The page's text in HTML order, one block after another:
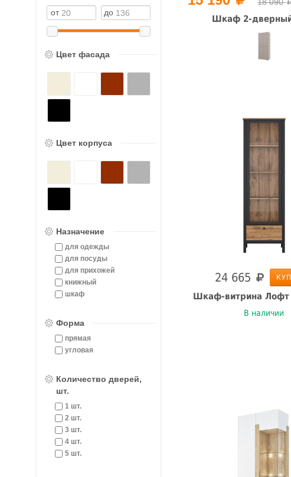
Цвет фасада
Цвет корпуса
Назначение
для одежды
для посуды
для прихожей
книжный
шкаф
Форма
прямая
угловая
Количество дверей,
шт.
1 шт.
2 шт.
3 шт.
4 шт.
5 шт.
Шкаф 2-
24 665
Шкаф-витрина Лофт
В наличии